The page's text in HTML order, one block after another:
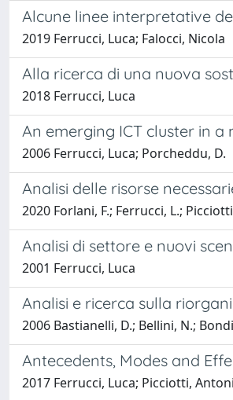
Alcune linee interpretative
2019 Ferrucci, Luca; Falocci, Nicola
Alla ricerca di una nuova
2018 Ferrucci, Luca
An emerging ICT cluster in
2006 Ferrucci, Luca; Porcheddu, D.
Analisi delle risorse
2020 Forlani, F.; Ferrucci, L.;
Analisi di settore e nuovi
2001 Ferrucci, Luca
Analisi e ricerca sulla
2006 Bastianelli, D.; Bellini, N.;
Antecedents, Modes and
2017 Ferrucci, Luca; Picciotti,